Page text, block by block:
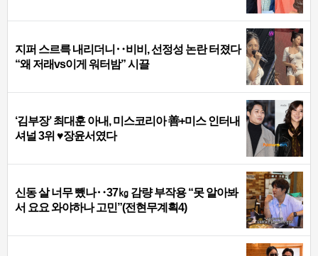
지퍼 스르륵 내리더니‥비비, 선정성 논란 터졌다
“왜 저래vs이게 워터밤” 시끌
‘김부장’ 최대훈 아내, 미스코리아 善+미스 인터내
셔널 3위 ♥장윤서였다
신동 살 너무 뺐나‥37㎏ 감량 부작용 “못 알아봐
서 요요 와야하나 고민”(전현무계획4)